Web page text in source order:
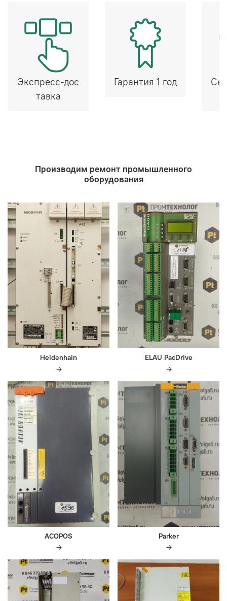
Экспресс-дос
тавка
Гарантия 1 год
Производим ремонт промышленного
оборудования
Heidenhain ELAU PacDrive
ACOPOS Parker